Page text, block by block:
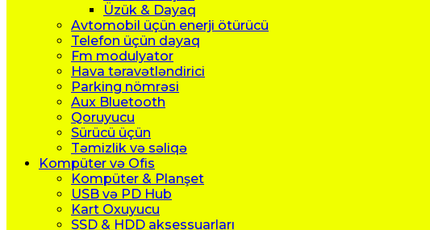
Üzük & Dayaq
Avtomobil üçün enerji ötürücü
Telefon üçün dayaq
Fm modulyator
Hava təravətləndirici
Parking nömrəsi
Aux Bluetooth
Qoruyucu
Sürücü üçün
Təmizlik və səliqə
Kompüter və Ofis
Kompüter & Planşet
USB və PD Hub
Kart Oxuyucu
SSD & HDD aksessuarları